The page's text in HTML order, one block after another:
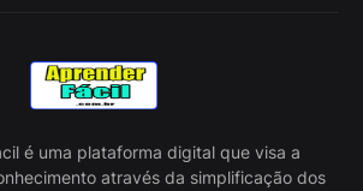
é uma plataforma digital que visa a
através da simplificação dos